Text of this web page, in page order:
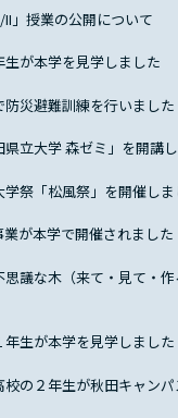
II」授業の公開について
が本学を見学しました
災避難訓練を行いました
立大学 森ゼミ」を開講
祭「松風祭」を開催しま
が本学で開催されました
思議な木（来て・見て・
生が本学を見学しました
の２年生が秋田キャン